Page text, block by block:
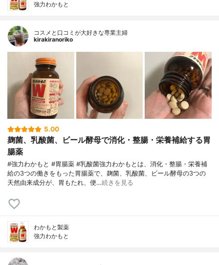
強力わかもと
コスメと口コミが大好きな専業主婦
kirakiranoriko
5.00
麹菌、乳酸菌、ビール酵母で消化・整腸・栄養補給する胃
腸薬
#強力わかもと #胃腸薬 #乳酸菌強力わかもとは、消化・整腸・栄養補
給の3つの働きをもった胃腸薬で、麹菌、乳酸菌、ビール酵母の3つの
天然由来成分が、胃もたれ、便…続きを見る
わかもと製薬
強力わかもと